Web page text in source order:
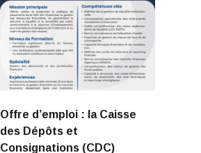
Offre d’emploi : la Caisse
des Dépôts et
Consignations (CDC)